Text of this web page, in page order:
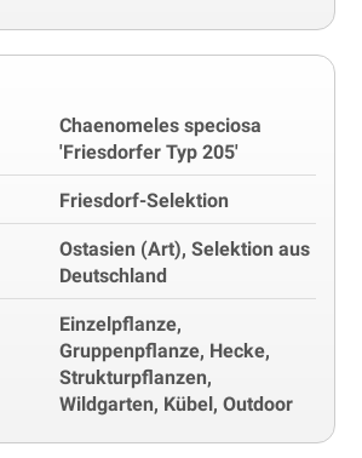
Chaenomeles speciosa
'Friesdorfer Typ 205'
Friesdorf-Selektion
Ostasien (Art), Selektion aus
Deutschland
Einzelpflanze,
Gruppenpflanze, Hecke,
Strukturpflanzen,
Wildgarten, Kübel, Outdoor